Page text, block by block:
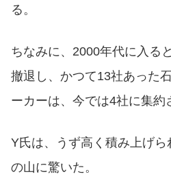
る。
ちなみに、2000年代に入る
撤退し、かつて13社あった
ーカーは、今では4社に集約
Y氏は、うず高く積み上げ
の山に驚いた。